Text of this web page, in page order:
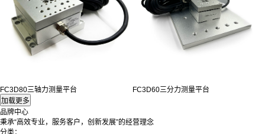
FC3D80三轴力测量平台 FC3D60三分力测量平台
品牌中心
秉承“高效专业，服务客户，创新发展”的经营理念
分类：